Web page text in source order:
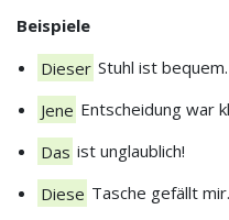
Beispiele
Dieser Stuhl ist bequem.
Jene Entscheidung war
Das ist unglaublich!
Diese Tasche gefällt mir.